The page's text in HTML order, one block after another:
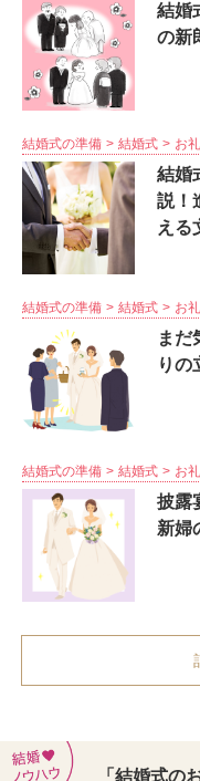
結婚
の新
結婚式の準備 結婚式 お
結婚
説！
える
結婚式の準備 結婚式 お
まだ
りの
結婚式の準備 結婚式 お
披露
新婦
「結婚式の